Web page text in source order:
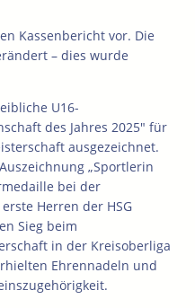
Kassenbericht vor. Die
– dies wurde
U16-
des Jahres 2025″ für
ausgezeichnet.
„Sportlerin
bei der
Herren der HSG
Sieg beim
in der Kreisoberliga
Ehrennadeln und